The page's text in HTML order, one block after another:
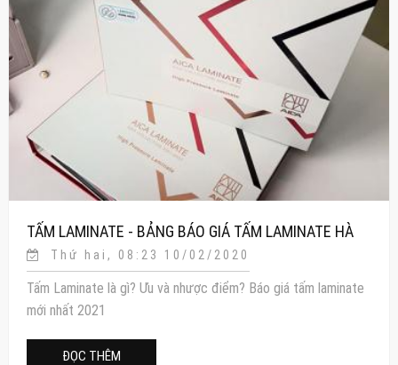
TẤM LAMINATE - BẢNG BÁO GIÁ TẤM LAMINATE HÀ
NỘI MỚI NHẤT 2021
Thứ hai, 08:23 10/02/2020
Tấm Laminate là gì? Ưu và nhược điểm? Báo giá tấm laminate
mới nhất 2021
ĐỌC THÊM